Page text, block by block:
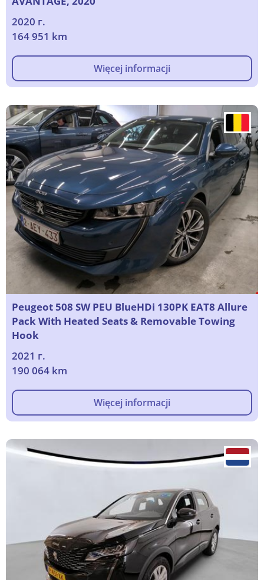
2020 г.
164 951 km
Więcej informacji
Peugeot 508 SW PEU BlueHDi 130PK EAT8 Allure
Pack With Heated Seats & Removable Towing
Hook
2021 г.
190 064 km
Więcej informacji